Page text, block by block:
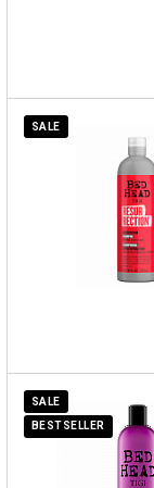
SALE
SALE
BESTSELLER